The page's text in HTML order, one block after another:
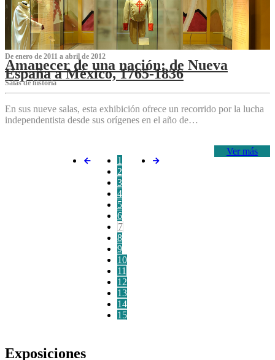
De enero de 2011 a abril de 2012
Amanecer de una nación: de Nueva
España a México, 1765-1836
Salas de historia
En sus nueve salas, esta exhibición ofrece un recorrido por la lucha
independentista desde sus orígenes en el año de…
Ver más
1
2
3
4
5
6
7
8
9
10
11
12
13
14
15
Exposiciones